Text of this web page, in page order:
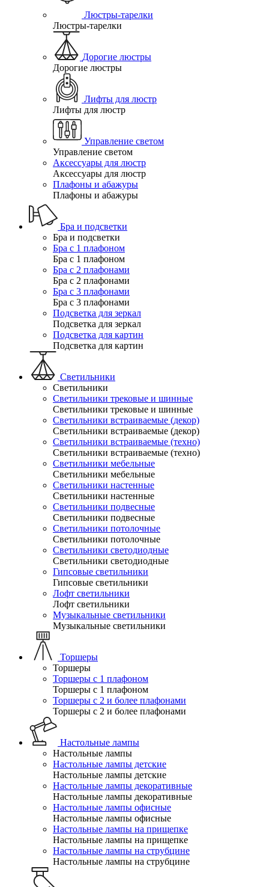
Люстры-тарелки
Люстры-тарелки
Дорогие люстры
Дорогие люстры
Лифты для люстр
Лифты для люстр
Управление светом
Управление светом
Аксессуары для люстр
Аксессуары для люстр
Плафоны и абажуры
Плафоны и абажуры
Бра и подсветки
Бра и подсветки
Бра с 1 плафоном
Бра с 1 плафоном
Бра с 2 плафонами
Бра с 2 плафонами
Бра с 3 плафонами
Бра с 3 плафонами
Подсветка для зеркал
Подсветка для зеркал
Подсветка для картин
Подсветка для картин
Светильники
Светильники
Светильники трековые и шинные
Светильники трековые и шинные
Светильники встраиваемые (декор)
Светильники встраиваемые (декор)
Светильники встраиваемые (техно)
Светильники встраиваемые (техно)
Светильники мебельные
Светильники мебельные
Светильники настенные
Светильники настенные
Светильники подвесные
Светильники подвесные
Светильники потолочные
Светильники потолочные
Светильники светодиодные
Светильники светодиодные
Гипсовые светильники
Гипсовые светильники
Лофт светильники
Лофт светильники
Музыкальные светильники
Музыкальные светильники
Торшеры
Торшеры
Торшеры с 1 плафоном
Торшеры с 1 плафоном
Торшеры с 2 и более плафонами
Торшеры с 2 и более плафонами
Настольные лампы
Настольные лампы
Настольные лампы детские
Настольные лампы детские
Настольные лампы декоративные
Настольные лампы декоративные
Настольные лампы офисные
Настольные лампы офисные
Настольные лампы на прищепке
Настольные лампы на прищепке
Настольные лампы на струбцине
Настольные лампы на струбцине